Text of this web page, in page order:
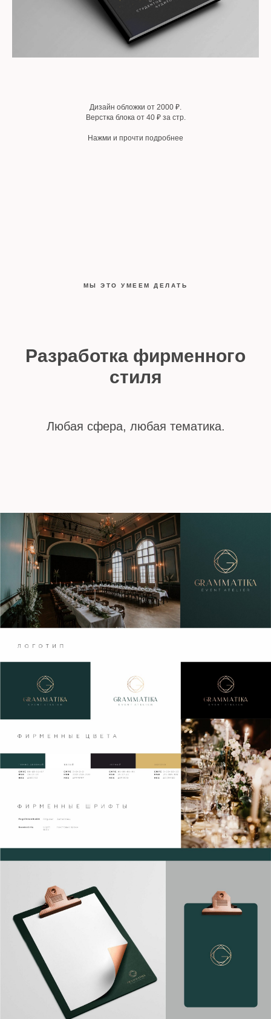
Дизайн обложки от 2000 ₽.
Верстка блока от 40 ₽ за стр.
Нажми и прочти подробнее
МЫ ЭТО УМЕЕМ ДЕЛАТЬ
Разработка фирменного
стиля
Любая сфера, любая тематика.